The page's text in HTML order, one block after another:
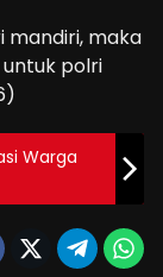
mandiri, maka
polri
Warga